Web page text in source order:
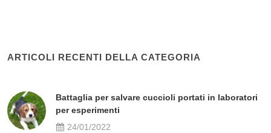
ARTICOLI RECENTI DELLA CATEGORIA
Battaglia per salvare cuccioli portati in laboratori
per esperimenti
24/01/2022